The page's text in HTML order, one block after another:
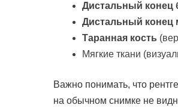
Дистальный конец
Дистальный конец
Таранная кость
Мягкие ткани
Важно понимать, что
на обычном снимке не